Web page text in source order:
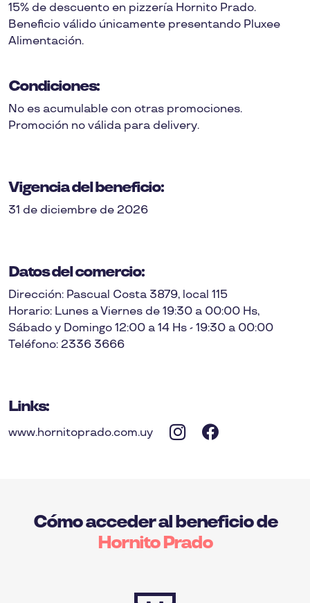
15% de descuento en pizzería Hornito Prado.
Beneficio válido únicamente presentando Pluxee
Alimentación.
Condiciones:
No es acumulable con otras promociones.
Promoción no válida para delivery.
Vigencia del beneficio:
31 de diciembre de 2026
Datos del comercio:
Dirección: Pascual Costa 3879, local 115
Horario: Lunes a Viernes de 19:30 a 00:00 Hs,
Sábado y Domingo 12:00 a 14 Hs - 19:30 a 00:00
Teléfono: 2336 3666
Links:
www.hornitoprado.com.uy
Cómo acceder al beneficio de
Hornito Prado